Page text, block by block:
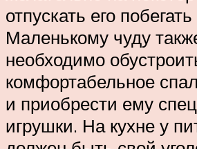
отпускать его
Маленькому чуду
необходимо
комфортабельное
и приобрести ему
игрушки. На кухне у